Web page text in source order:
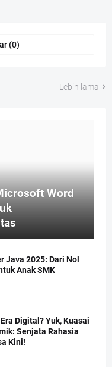
(0)
Lebih lama
Word
Java 2025: Dari Nol
Anak SMK
Digital? Yuk, Kuasai
Senjata Rahasia
Kini!